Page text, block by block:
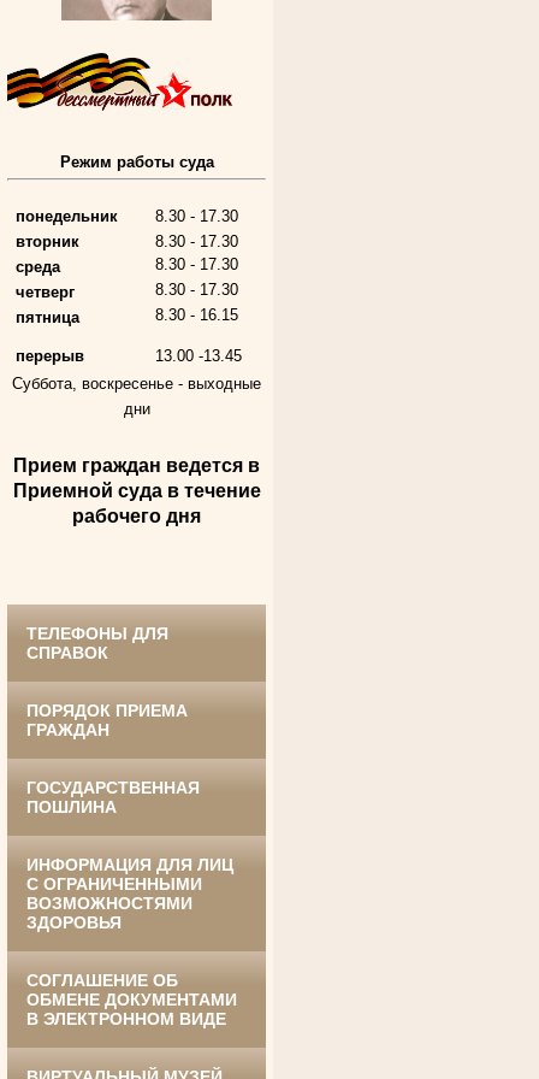
Алферьев Сергей Григорьевич
Участник Великой Отечественной войны
народного суда
в период с 1954 по 1982 гг.
Андрющенкова Тамара Ивановна
Труженица тыла в годы
Великой Отечественной войны
Судья Белгородского областного суда
Ануприенко Иван Васильевич
Участник Великой Отечественной войны
в период с 1965 по 1984 гг.
Режим работы суда
понедельник
8.30 - 17.30
вторник
8.30 - 17.30
среда
8.30 - 17.30
четверг
8.30 - 17.30
пятница
8.30 - 16.15
перерыв
13.00 -13.45
Суббота, воскресенье - выходные
дни
Прием граждан ведется в
Приемной суда в течение
рабочего дня
ТЕЛЕФОНЫ ДЛЯ
СПРАВОК
ПОРЯДОК ПРИЕМА
ГРАЖДАН
ГОСУДАРСТВЕННАЯ
ПОШЛИНА
ИНФОРМАЦИЯ ДЛЯ ЛИЦ
С ОГРАНИЧЕННЫМИ
ВОЗМОЖНОСТЯМИ
ЗДОРОВЬЯ
СОГЛАШЕНИЕ ОБ
ОБМЕНЕ ДОКУМЕНТАМИ
В ЭЛЕКТРОННОМ ВИДЕ